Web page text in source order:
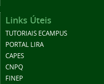
Links Úteis
TUTORIAIS ECAMPUS
PORTAL LIRA
CAPES
CNPQ
FINEP